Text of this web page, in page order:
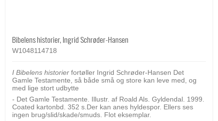
Bibelens historier, Ingrid Schrøder-Hansen
W1048114718
I Bibelens historier fortøller Ingrid Schrøder-Hansen Det
Gamle Testamente, så både små og store kan leve med, og
med lige stort udbytte
- Det Gamle Testamente. Illustr. af Roald Als. Gyldendal. 1999.
Coated kartonbd. 352 s.Der kan anes hyldespor. Ellers ses
ingen brug/slid/skade/smuds. Flot eksemplar.